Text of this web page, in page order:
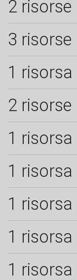
2 risorse
3 risorse
1 risorsa
2 risorse
1 risorsa
1 risorsa
1 risorsa
1 risorsa
1 risorsa